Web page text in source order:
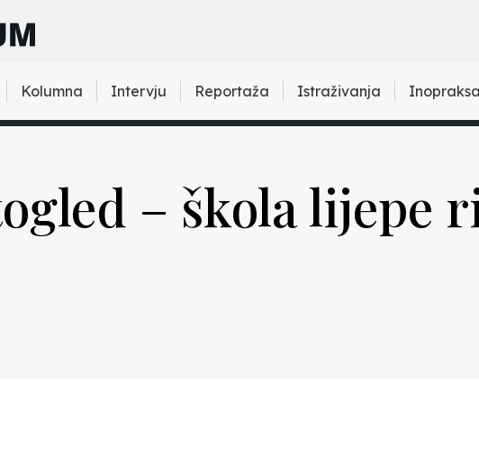
Kolumna Intervju Reportaža Istraživanja Inopraksa
– škola lijepe